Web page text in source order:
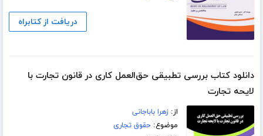
دریافت از کتابراه
دانلود کتاب بررسی تطبیقی حق‌العمل کاری در قانون تجارت با
لایحه تجارت
از:زهرا باباجانی
موضوع:حقوق تجاری